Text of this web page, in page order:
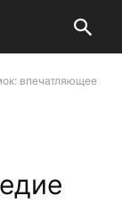
впечатляющее